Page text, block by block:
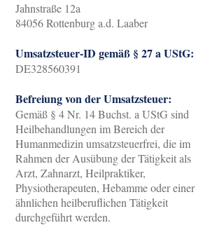
Jahnstraße 12a
84056 Rottenburg a.d. Laaber
Umsatzsteuer-ID gemäß § 27 a UStG:
DE328560391
Befreiung von der Umsatzsteuer:
Gemäß § 4 Nr. 14 Buchst. a UStG sind
Heilbehandlungen im Bereich der
Humanmedizin umsatzsteuerfrei, die im
Rahmen der Ausübung der Tätigkeit als
Arzt, Zahnarzt, Heilpraktiker,
Physiotherapeuten, Hebamme oder einer
ähnlichen heilberuflichen Tätigkeit
durchgeführt werden.